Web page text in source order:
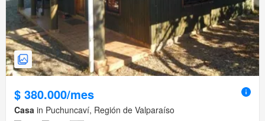
$ 380.000/mes
Casa in Puchuncaví, Región de Valparaíso